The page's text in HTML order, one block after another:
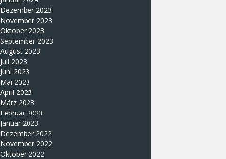
Dezember 2023
November 2023
Oktober 2023
September 2023
August 2023
Juli 2023
Juni 2023
Mai 2023
April 2023
März 2023
Februar 2023
Januar 2023
Dezember 2022
November 2022
Oktober 2022